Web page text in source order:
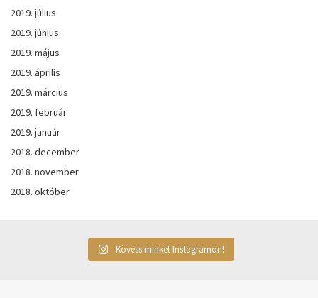
2019. július
2019. június
2019. május
2019. április
2019. március
2019. február
2019. január
2018. december
2018. november
2018. október
Kövess minket Instagramon!